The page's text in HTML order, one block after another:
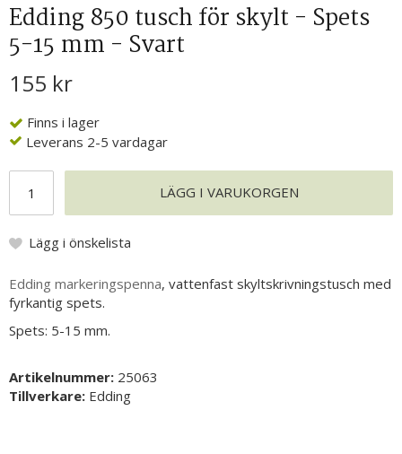
Edding 850 tusch för skylt - Spets
5-15 mm - Svart
155 kr
Finns i lager
Leverans 2-5 vardagar
LÄGG I VARUKORGEN
Lägg i önskelista
Edding markeringspenna, vattenfast skyltskrivningstusch med
fyrkantig spets.
Spets: 5-15 mm.
Artikelnummer: 25063
Tillverkare: Edding